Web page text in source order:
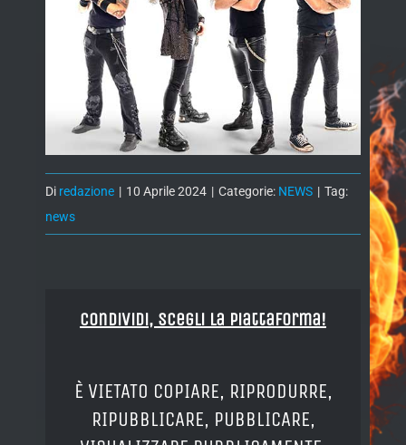
Di redazione | 10 Aprile 2024 | Categorie: NEWS | Tag:
news
Condividi, Scegli la piattaforma!
È VIETATO COPIARE, RIPRODURRE,
RIPUBBLICARE, PUBBLICARE,